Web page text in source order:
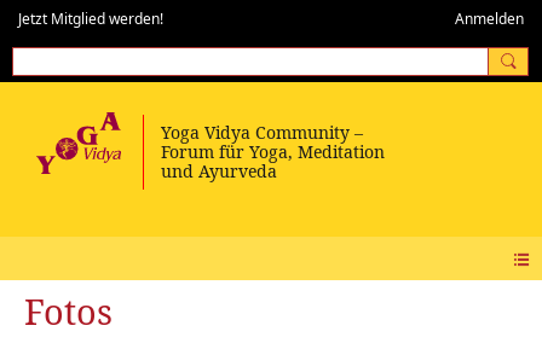
Jetzt Mitglied werden! Anmelden
Fotos